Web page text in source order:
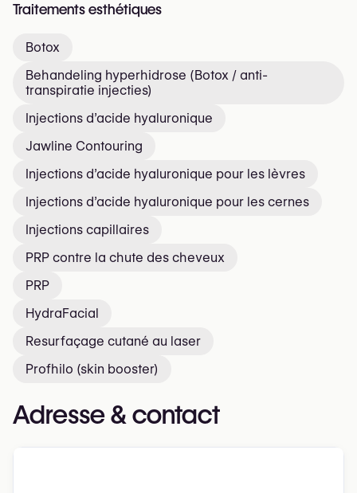
Traitements esthétiques
Botox
Behandeling hyperhidrose (Botox / anti-
transpiratie injecties)
Injections d’acide hyaluronique
Jawline Contouring
Injections d’acide hyaluronique pour les lèvres
Injections d’acide hyaluronique pour les cernes
Injections capillaires
PRP contre la chute des cheveux
PRP
HydraFacial
Resurfaçage cutané au laser
Profhilo (skin booster)
Adresse & contact